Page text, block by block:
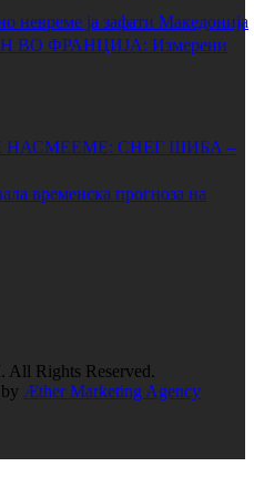
невреме ја зафати Македонија
ФРАНЦИЈА: Измерени
НАСМЕЕМЕ: СНЕГ ШИБА –
временска прогноза на
Rights Reserved.
by Æther Marketing Agency